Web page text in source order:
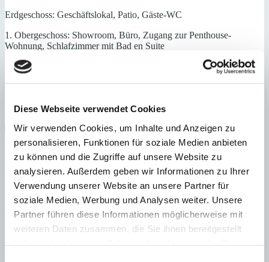
Diese Webseite verwendet Cookies
Wir verwenden Cookies, um Inhalte und Anzeigen zu
personalisieren, Funktionen für soziale Medien anbieten
zu können und die Zugriffe auf unsere Website zu
analysieren. Außerdem geben wir Informationen zu Ihrer
Verwendung unserer Website an unsere Partner für
soziale Medien, Werbung und Analysen weiter. Unsere
Partner führen diese Informationen möglicherweise mit
weiteren Daten zusammen, die Sie ihnen bereitgestellt
Erdgeschoss: Geschäftslokal, Patio, Gäste-WC
1. Obergeschoss: Showroom, Büro, Zugang zur Penthouse-
Wohnung, Schlafzimmer mit Bad en Suite
2. Obergeschoss: Großer Wohn-/ Essbereich mit Kamin und offener
Küche, Gäste-WC, Schlafzimmer mit Bad en Suite und begehbarer
Dachterrasse mit Sommerküche
Gäste-WC
Hafennähe Nähe Zentrum
Zentrum
Fußbodenheizung
Energieeffizienz
F